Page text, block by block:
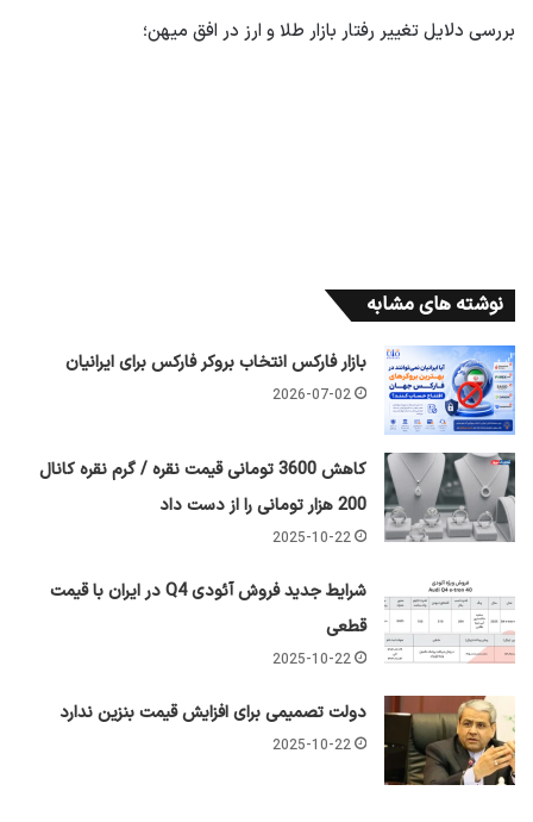
بررسی دلایل تغییر رفتار بازار طلا و ارز در افق میهن؛
نوشته های مشابه
بازار فارکس انتخاب بروکر فارکس برای ایرانیان
2026-07-02
کاهش 3600 تومانی قیمت نقره / گرم نقره کانال
200 هزار تومانی را از دست داد
2025-10-22
شرایط جدید فروش آئودی Q4 در ایران با قیمت
قطعی
2025-10-22
دولت تصمیمی برای افزایش قیمت بنزین ندارد
2025-10-22